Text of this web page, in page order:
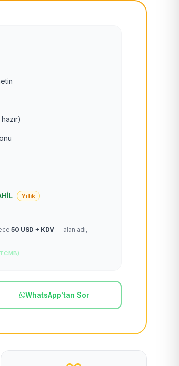
Yıllık
50 USD + KDV — alan adı,
WhatsApp'tan Sor